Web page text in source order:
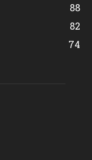
88
82
74